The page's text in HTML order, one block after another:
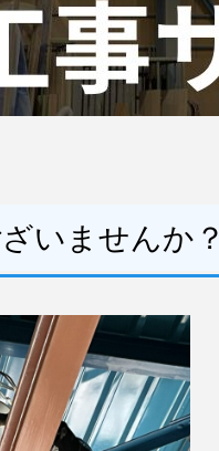
いませんか？